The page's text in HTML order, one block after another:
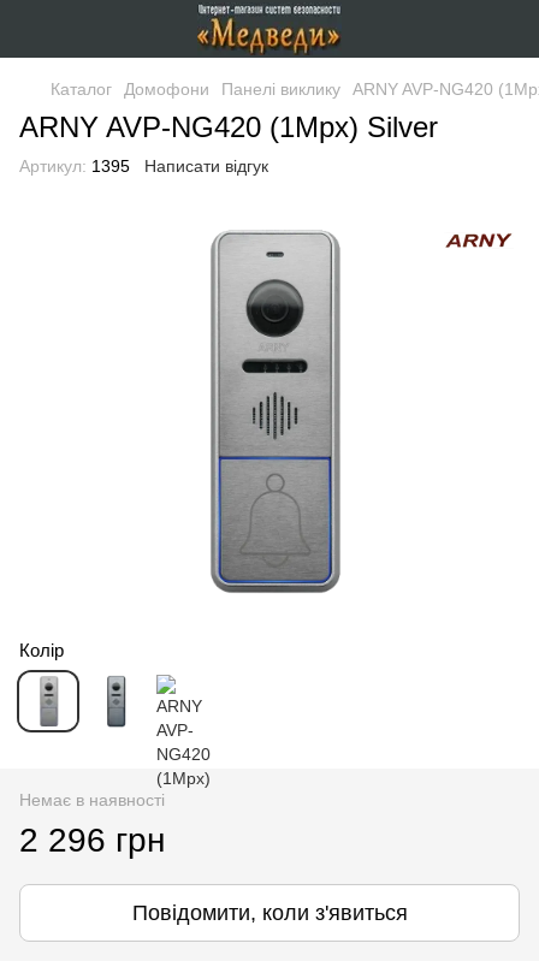
Каталог Домофони Панелі виклику ARNY AVP-NG420
ARNY AVP-NG420 (1Mpx) Silver
Артикул: 1395 Написати відгук
Колір
Немає в наявності
2 296 грн
Повідомити, коли з'явиться